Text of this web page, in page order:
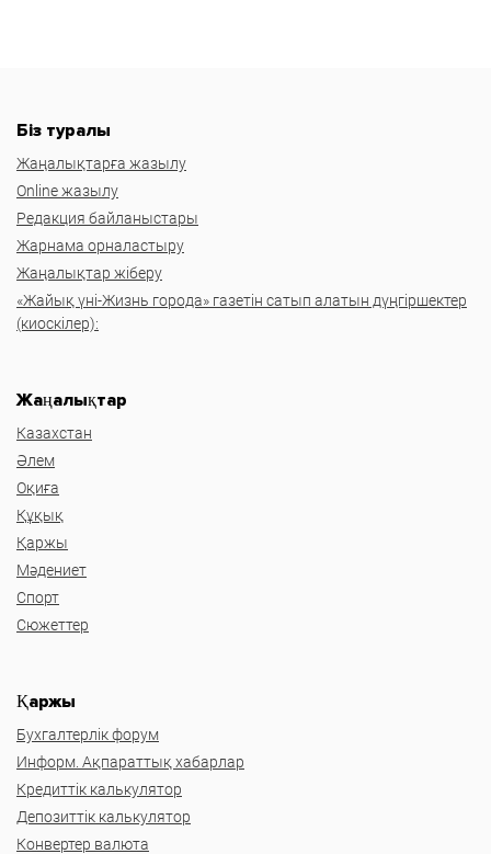
Біз туралы
Жаңалықтарға жазылу
Online жазылу
Редакция байланыстары
Жарнама орналастыру
Жаңалықтар жіберу
«Жайық үні-Жизнь города» газетін сатып алатын дүңгіршектер
(киоскілер):
Жаңалықтар
Казахстан
Әлем
Оқиға
Құқық
Қаржы
Мәдениет
Спорт
Сюжеттер
Қаржы
Бухгалтерлік форум
Информ. Ақпараттық хабарлар
Кредиттік калькулятор
Депозиттік калькулятор
Конвертер валюта